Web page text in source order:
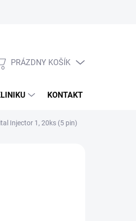
NÁKUPNÝ
PRÁZDNY KOŠÍK
KONTAKT
Injector 1, 20ks (5 pin)